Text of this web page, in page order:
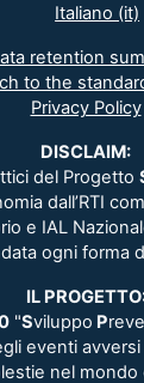
Italiano ‎(it)‎
retention
to the
Privacy Policy
DISCLAIM:
del Progetto
dall’RTI
e IAL
ogni forma
IL
"Sviluppo P
eventi avversi
nel